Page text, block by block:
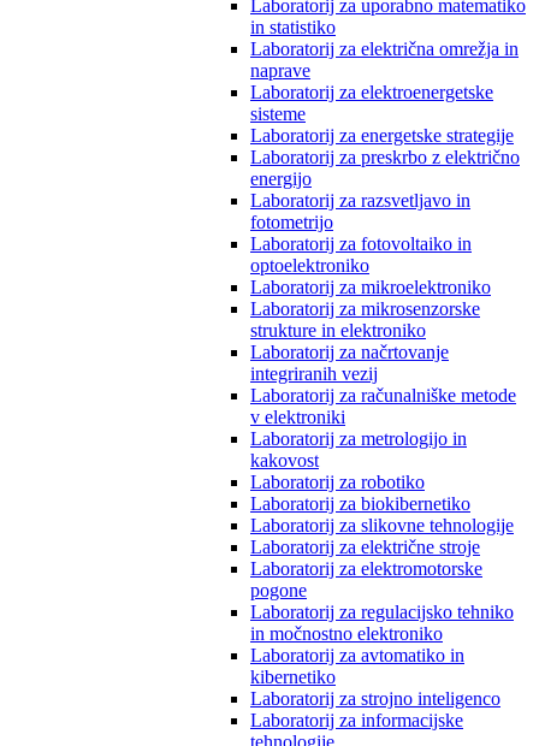
Laboratorij za uporabno matematiko
in statistiko
Laboratorij za električna omrežja in
naprave
Laboratorij za elektroenergetske
sisteme
Laboratorij za energetske strategije
Laboratorij za preskrbo z električno
energijo
Laboratorij za razsvetljavo in
fotometrijo
Laboratorij za fotovoltaiko in
optoelektroniko
Laboratorij za mikroelektroniko
Laboratorij za mikrosenzorske
strukture in elektroniko
Laboratorij za načrtovanje
integriranih vezij
Laboratorij za računalniške metode
v elektroniki
Laboratorij za metrologijo in
kakovost
Laboratorij za robotiko
Laboratorij za biokibernetiko
Laboratorij za slikovne tehnologije
Laboratorij za električne stroje
Laboratorij za elektromotorske
pogone
Laboratorij za regulacijsko tehniko
in močnostno elektroniko
Laboratorij za avtomatiko in
kibernetiko
Laboratorij za strojno inteligenco
Laboratorij za informacijske
tehnologije